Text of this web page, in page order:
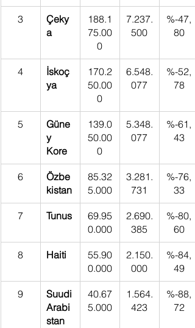
3
Çeky
a
188.1
75.00
0
7.237.
500
%-47,
80
4
İskoç
ya
170.2
50.00
0
6.548.
077
%-52,
78
5
Güne
y
Kore
139.0
50.00
0
5.348.
077
%-61,
43
6
Özbe
kistan
85.32
5.000
3.281.
731
%-76,
33
7 Tunus
69.95
0.000
2.690.
385
%-80,
60
8 Haiti
55.90
0.000
2.150.
000
%-84,
49
9
Suudi
Arabi
stan
40.67
5.000
1.564.
423
%-88,
72